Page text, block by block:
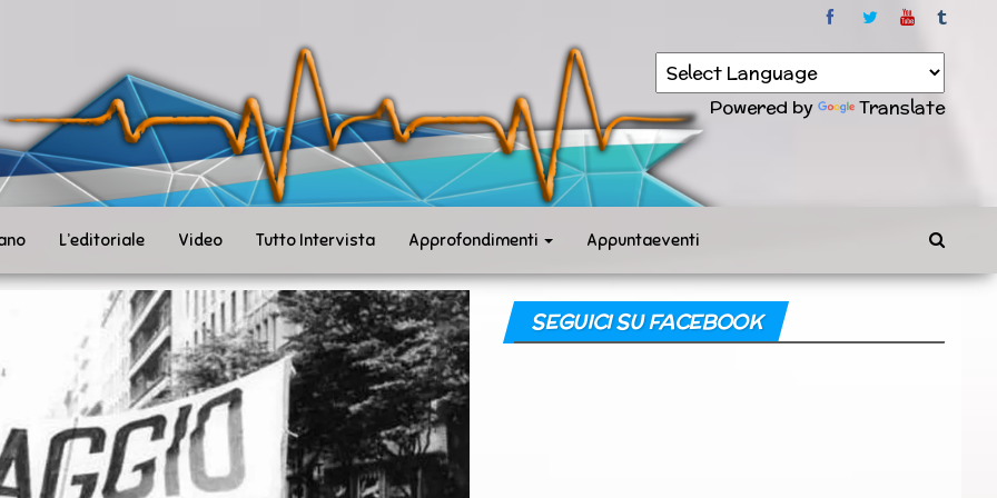
Powered by Translate
L’editoriale Video Tutto Intervista Approfondimenti Appuntaeventi
SEGUICI SU FACEBOOK